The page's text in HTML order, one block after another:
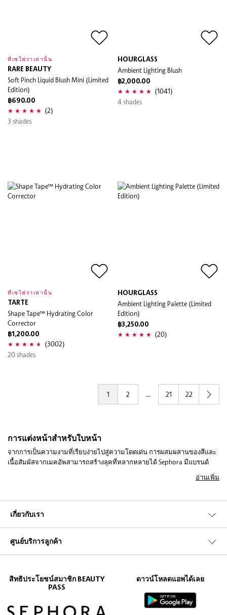
ที่เซโฟราเท่านั้น
RARE BEAUTY
Soft Pinch Liquid Blush Mini (Limited
Edition)
฿690.00
(2)
3 shades
HOURGLASS
Ambient Lighting Blush
฿2,000.00
(1041)
4 shades
ที่เซโฟราเท่านั้น
TARTE
Shape Tape™ Hydrating Color
Corrector
฿1,200.00
(3002)
20 shades
HOURGLASS
Ambient Lighting Palette (Limited
Edition)
฿3,250.00
(20)
1 2 ... 21 22
การแต่งหน้าสำหรับใบหน้า
จากการเป็นความงามที่เรียบง่ายไปสู่ความโดดเด่น การผสมผสานของสีและ
เนื้อสัมผัสจากเมคอัพสามารถสร้างลุคที่หลากหลายได้ Sephora มีแบรนด์
สูตรที่ล้ำสมัย เช่น รองพื้นแบบครีมถึงผง ผงไมโครพิกเมนต์ที่ละเอียด หรือ
เมคอัพสำหรับใบหน้าและเมคอัพเป็นส่วนหนึ่งของอุตสาหกรรมความงามที่
ให้ความชุ่มชื้น และดีที่สุดในธุรกิจ ภารกิจของ Sephora คือการนำเสนอ
ผลิตภัณฑ์แต่งหน้าสำหรับใบหน้าที่ดีที่สุด และนำเสนอให้คุณเลือกมากมาย
ไพรเมอร์สำหรับใบหน้า
ไพรเมอร์ใช้เพื่อเตรียมผิวหน้า ทำให้ผิวเรียบเนียนและซ่อนรูขุมขนและรอย
ตำหนิที่เห็นได้ชัดเจน เพื่อให้รองพื้นชั้นถัดไปติดทนนาน บางตัวสามารถใช้
เป็นผลิตภัณฑ์เดี่ยวที่เสร็จสิ้นด้วยแป้งเซ็ตเบาๆ แทนที่จะเป็นรองพื้นอีกชั้น
อ่านเพิ่ม
เกี่ยวกับเรา
ศูนย์บริการลูกค้า
สิทธิประโยชน์สมาชิก BEAUTY
PASS
ดาวน์โหลดแอพได้เลย